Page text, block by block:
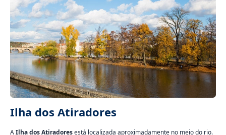
Ilha dos Atiradores
AIlha dos Atiradoresestá localizada aproximadamente no meio do rio.